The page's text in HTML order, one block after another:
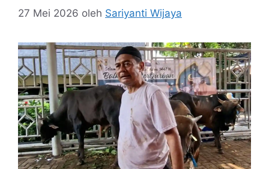
27 Mei 2026 oleh Sariyanti Wijaya